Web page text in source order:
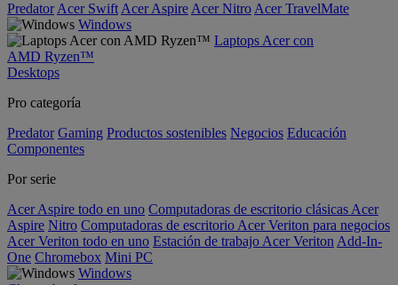
Predator Acer Swift Acer Aspire Acer Nitro Acer TravelMate
Windows
Laptops Acer con
AMD Ryzen™
Desktops
Pro categoría
Predator Gaming Productos sostenibles Negocios Educación
Componentes
Por serie
Acer Aspire todo en uno Computadoras de escritorio clásicas Acer
Aspire Nitro Computadoras de escritorio Acer Veriton para negocios
Acer Veriton todo en uno Estación de trabajo Acer Veriton Add-In-
One Chromebox Mini PC
Windows